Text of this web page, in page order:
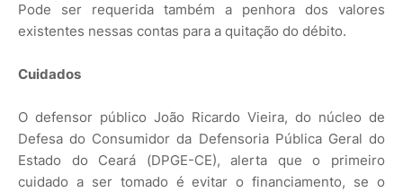
Pode ser requerida também a penhora dos valores
existentes nessas contas para a quitação do débito.
Cuidados
O defensor público João Ricardo Vieira, do núcleo de
Defesa do Consumidor da Defensoria Pública Geral do
Estado do Ceará (DPGE-CE), alerta que o primeiro
cuidado a ser tomado é evitar o financiamento, se o